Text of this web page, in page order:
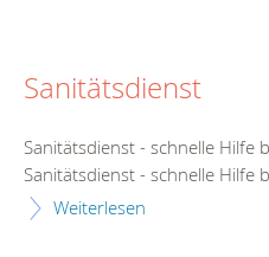
Sanitätsdienst
Sanitätsdienst - schnelle Hilfe
Sanitätsdienst - schnelle Hilfe
Weiterlesen